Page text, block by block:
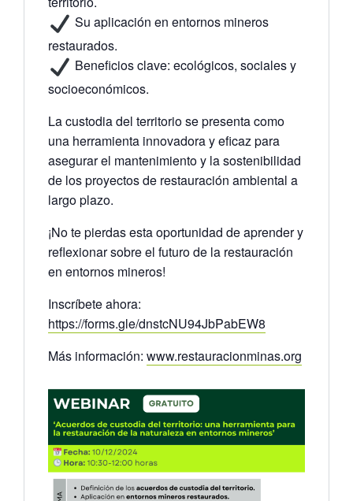
Su aplicación en entornos mineros
restaurados.
Beneficios clave: ecológicos, sociales y
socioeconómicos.
La custodia del territorio se presenta como
una herramienta innovadora y eficaz para
asegurar el mantenimiento y la sostenibilidad
de los proyectos de restauración ambiental a
largo plazo.
¡No te pierdas esta oportunidad de aprender y
reflexionar sobre el futuro de la restauración
en entornos mineros!
Inscríbete ahora:
https://forms.gle/dnstcNU94JbPabEW8
Más información: www.restauracionminas.org